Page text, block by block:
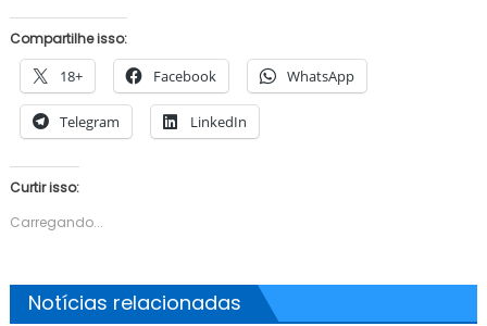
Compartilhe isso:
18+ Facebook WhatsApp
Telegram LinkedIn
Curtir isso:
Carregando...
Notícias relacionadas